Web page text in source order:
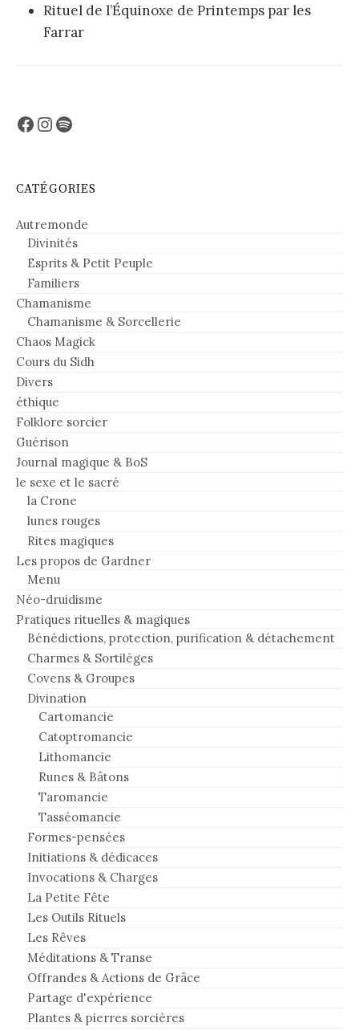
Rituel de l’Équinoxe de Printemps par les
Farrar
Facebook
Instagram
Spotify
CATÉGORIES
Autremonde
Divinités
Esprits & Petit Peuple
Familiers
Chamanisme
Chamanisme & Sorcellerie
Chaos Magick
Cours du Sidh
Divers
éthique
Folklore sorcier
Guérison
Journal magique & BoS
le sexe et le sacré
la Crone
lunes rouges
Rites magiques
Les propos de Gardner
Menu
Néo-druidisme
Pratiques rituelles & magiques
Bénédictions, protection, purification & détachement
Charmes & Sortilèges
Covens & Groupes
Divination
Cartomancie
Catoptromancie
Lithomancie
Runes & Bâtons
Taromancie
Tasséomancie
Formes-pensées
Initiations & dédicaces
Invocations & Charges
La Petite Fête
Les Outils Rituels
Les Rêves
Méditations & Transe
Offrandes & Actions de Grâce
Partage d'expérience
Plantes & pierres sorcières